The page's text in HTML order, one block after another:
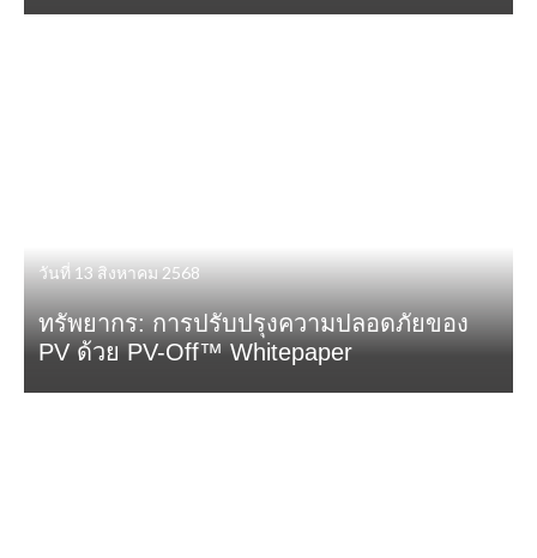
วันที่ 13 สิงหาคม 2568
ทรัพยากร: การปรับปรุงความปลอดภัยของ
PV ด้วย PV-Off™ Whitepaper